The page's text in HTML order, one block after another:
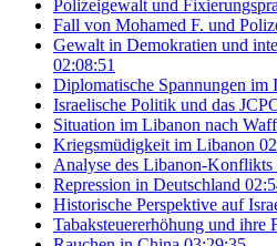
Polizeigewalt und
Fall von Mohamed F. und
Gewalt in Demokratien und
02:08:51
Diplomatische Spannungen
Israelische Politik und das
Situation im Libanon nach
Kriegsmüdigkeit im Libanon
Analyse des Libanon-Konflikts
Repression in Deutschland
Historische Perspektive auf
Tabaksteuererhöhung und ihre